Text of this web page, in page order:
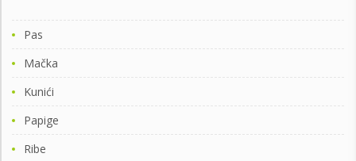
Pas
Mačka
Kunići
Papige
Ribe